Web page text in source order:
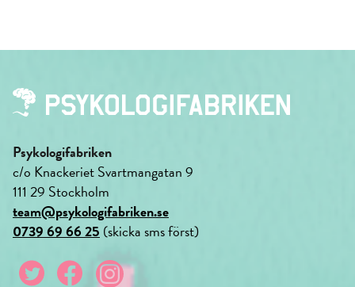
Psykologifabriken
c/o Knackeriet Svartmangatan 9
111 29 Stockholm
team@psykologifabriken.se
0739 69 66 25 (skicka sms först)